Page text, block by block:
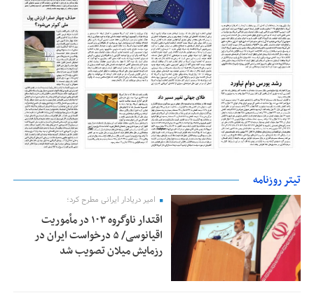
تیتر روزنامه
امیر دریادار ایرانی مطرح کرد؛
اقتدار ناوگروه ۱۰۳ در مأموریت‌
اقیانوسی/ ۵ درخواست ایران در
رزمایش میلان تصویب شد